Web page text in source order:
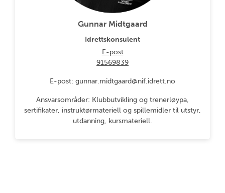
Gunnar Midtgaard
Idrettskonsulent
E-post
91569839
E-post: gunnar.midtgaard@nif.idrett.no
Ansvarsområder: Klubbutvikling og trenerløypa,
sertifikater, instruktørmateriell og spillemidler til utstyr,
utdanning, kursmateriell.